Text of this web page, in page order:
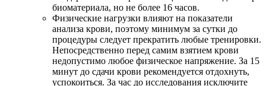
биоматериала, но не более 16 часов.
Физические нагрузки влияют на показатели
анализа крови, поэтому минимум за сутки до
процедуры следует прекратить любые тренировки.
Непосредственно перед самим взятием крови
недопустимо любое физическое напряжение. За 15
минут до сдачи крови рекомендуется отдохнуть,
успокоиться. За час до исследования исключите